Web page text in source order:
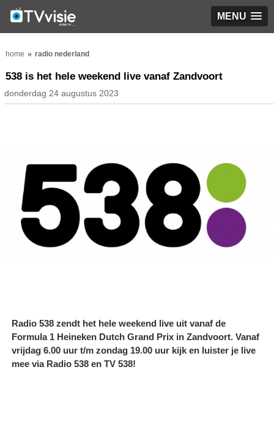
MENU
home radio nederland
538 is het hele weekend live vanaf Zandvoort
donderdag 24 augustus 2023
Radio 538 zendt het hele weekend live uit vanaf de
Formula 1 Heineken Dutch Grand Prix in Zandvoort. Vanaf
vrijdag 6.00 uur t/m zondag 19.00 uur kijk en luister je live
mee via Radio 538 en TV 538!